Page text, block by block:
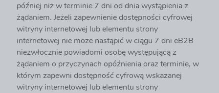
później niż w terminie 7 dni od dnia wystąpienia z
żądaniem. Jeżeli zapewnienie dostępności cyfrowej
witryny internetowej lub elementu strony
internetowej nie może nastąpić w ciągu 7 dni eB2B
niezwłocznie powiadomi osobę występującą z
żądaniem o przyczynach opóźnienia oraz terminie, w
którym zapewni dostępność cyfrową wskazanej
witryny internetowej lub elementu strony